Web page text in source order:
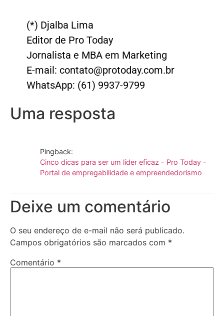
(*) Djalba Lima
Editor de Pro Today
Jornalista e MBA em Marketing
E-mail: contato@protoday.com.br
WhatsApp: (61) 9937-9799
Uma resposta
Pingback:
Cinco dicas para ser um líder eficaz - Pro Today -
Portal de empregabilidade e empreendedorismo
Deixe um comentário
O seu endereço de e-mail não será publicado.
Campos obrigatórios são marcados com *
Comentário *